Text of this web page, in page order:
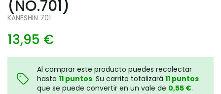
(NO.701)
KANESHIN 701
13,95 €
Al comprar este producto puedes recolectar
hasta 11 puntos. Su carrito totalizará 11 puntos
que se puede convertir en un vale de 0,55 €.